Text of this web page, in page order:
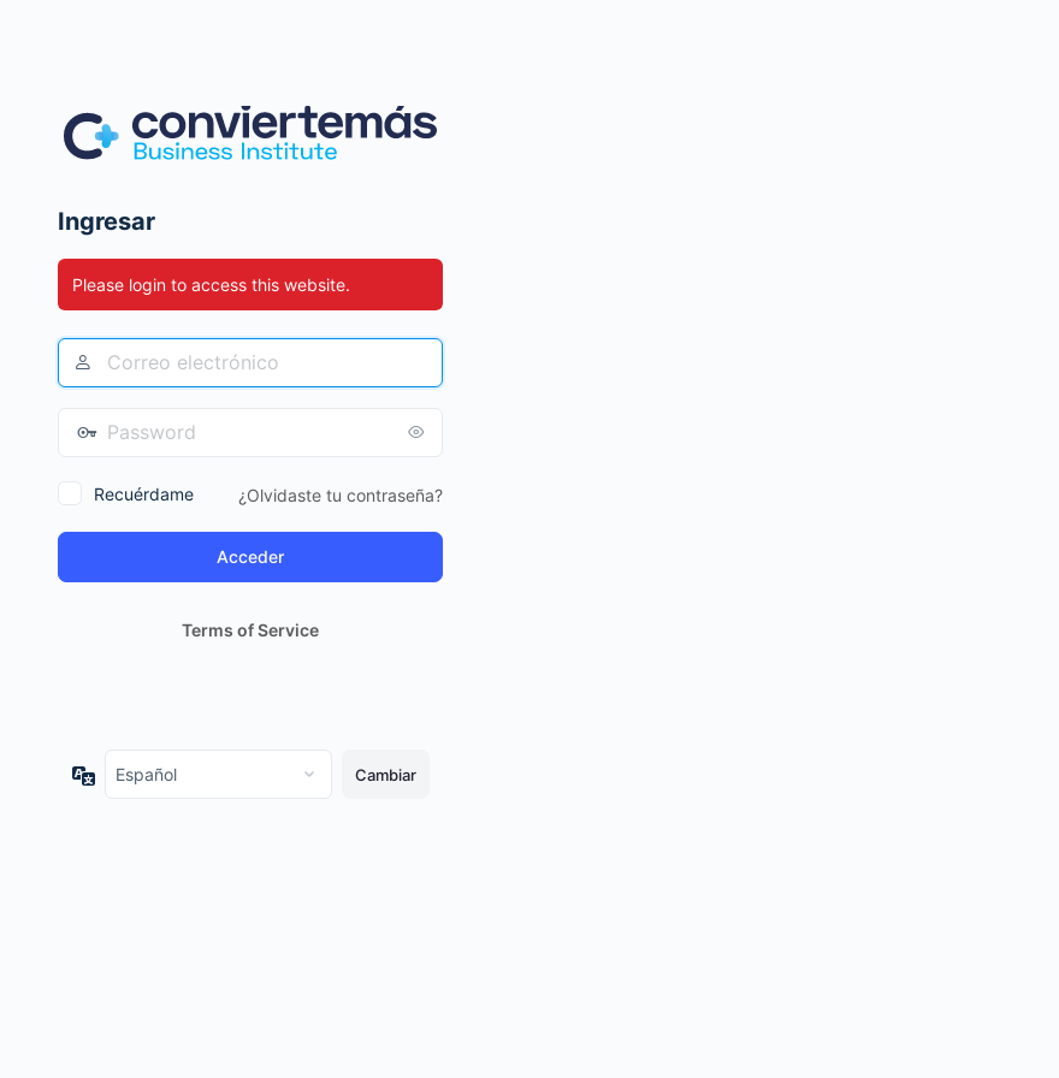
Ingresar
Please login to access this website.
Recuérdame ¿Olvidaste tu contraseña?
Terms of Service
Idioma